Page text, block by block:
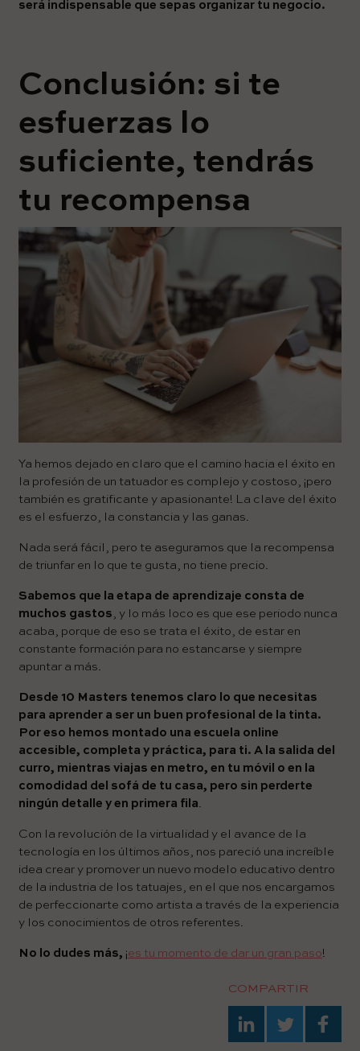
será indispensable que sepas organizar tu negocio.
Conclusión: si te
esfuerzas lo
suficiente, tendrás
tu recompensa
Ya hemos dejado en claro que el camino hacia el éxito en
la profesión de un tatuador es complejo y costoso, ¡pero
también es gratificante y apasionante! La clave del éxito
es el esfuerzo, la constancia y las ganas.
Nada será fácil, pero te aseguramos que la recompensa
de triunfar en lo que te gusta, no tiene precio.
Sabemos que la etapa de aprendizaje consta de
muchos gastos , y lo más loco es que ese periodo nunca
acaba, porque de eso se trata el éxito, de estar en
constante formación para no estancarse y siempre
apuntar a más.
Desde 10 Masters tenemos claro lo que necesitas
para aprender a ser un buen profesional de la tinta.
Por eso hemos montado una escuela online
accesible, completa y práctica, para ti. A la salida del
curro, mientras viajas en metro, en tu móvil o en la
comodidad del sofá de tu casa, pero sin perderte
ningún detalle y en primera fila
Con la revolución de la virtualidad y el avance de la
tecnología en los últimos años, nos pareció una increíble
idea crear y promover un nuevo modelo educativo dentro
de la industria de los tatuajes, en el que nos encargamos
de perfeccionarte como artista a través de la experiencia
y los conocimientos de otros referentes.
No lo dudes más, ¡es tu momento de dar un gran paso!
COMPARTIR